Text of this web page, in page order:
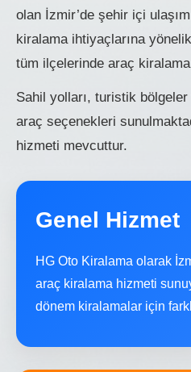
olan İzmir’de şehir içi
kiralama ihtiyaçlarına
tüm ilçelerinde araç
Sahil yolları, turistik
araç seçenekleri
hizmeti mevcuttur.
Genel Hizmet
HG Oto Kiralama olarak
araç kiralama hizmeti
dönem kiralamalar için